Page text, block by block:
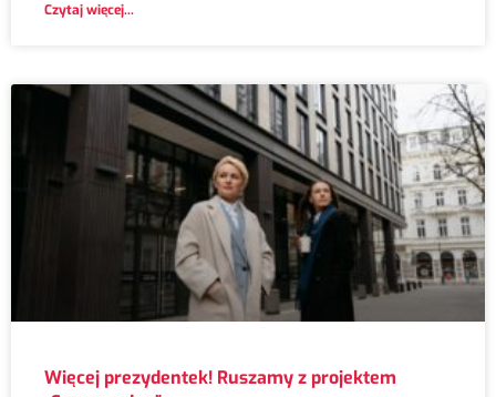
Czytaj więcej...
Więcej prezydentek! Ruszamy z projektem